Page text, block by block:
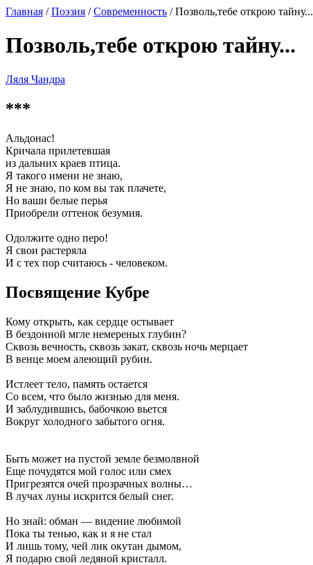
Главная /Поэзия /Современность / Позволь,тебе открою тайну...
Позволь,тебе открою тайну...
Ляля Чандра
***
Альдонас!
Кричала прилетевшая
из дальних краев птица.
Я такого имени не знаю,
Я не знаю, по ком вы так плачете,
Но ваши белые перья
Приобрели оттенок безумия.
Одолжите одно перо!
Я свои растеряла
И с тех пор считаюсь - человеком.
Посвящение Кубре
Кому открыть, как сердце остывает
В бездонной мгле немереных глубин?
Сквозь вечность, сквозь закат, сквозь ночь мерцает
В венце моем алеющий рубин.
Истлеет тело, память остается
Со всем, что было жизнью для меня.
И заблудившись, бабочкою вьется
Вокруг холодного забытого огня.
Быть может на пустой земле безмолвной
Еще почудятся мой голос или смех
Пригрезятся очей прозрачных волны…
В лучах луны искрится белый снег.
Но знай: обман — видение любимой
Пока ты тенью, как и я не стал
И лишь тому, чей лик окутан дымом,
Я подарю свой ледяной кристалл.